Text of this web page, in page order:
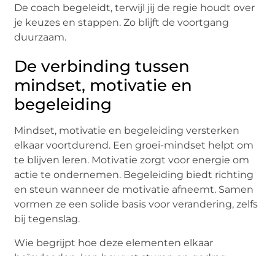
De coach begeleidt, terwijl jij de regie houdt over
je keuzes en stappen. Zo blijft de voortgang
duurzaam.
De verbinding tussen
mindset, motivatie en
begeleiding
Mindset, motivatie en begeleiding versterken
elkaar voortdurend. Een groei-mindset helpt om
te blijven leren. Motivatie zorgt voor energie om
actie te ondernemen. Begeleiding biedt richting
en steun wanneer de motivatie afneemt. Samen
vormen ze een solide basis voor verandering, zelfs
bij tegenslag.
Wie begrijpt hoe deze elementen elkaar